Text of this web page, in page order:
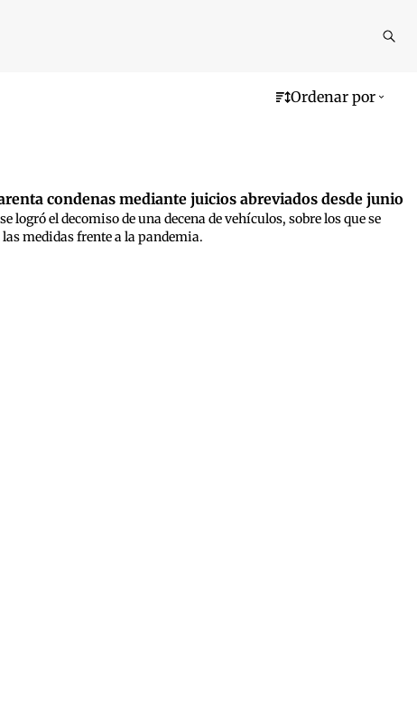
Ordenar por
condenas mediante juicios abreviados desde junio
logró el decomiso de una decena de vehículos, sobre los que se
medidas frente a la pandemia.